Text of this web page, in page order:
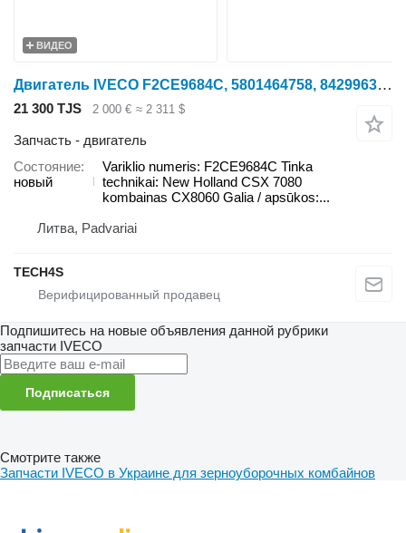
ВИДЕО
Двигатель IVECO F2CE9684C, 5801464758, 84299638, 87486945 Variklio для зерноуборочного комбайна New Holland CSX 7080, CX8060
21 300 TJS 2 000 € ≈ 2 311 $
Запчасть - двигатель
Состояние
новый
Variklio numeris: F2CE9684C Tinka
technikai: New Holland CSX 7080
kombainas CX8060 Galia / apsūkos:...
Литва, Padvariai
TECH4S
Подпишитесь на новые объявления данной рубрики
запчасти IVECO
Подписаться
Смотрите также
Запчасти IVECO в Украине для зерноуборочных комбайнов